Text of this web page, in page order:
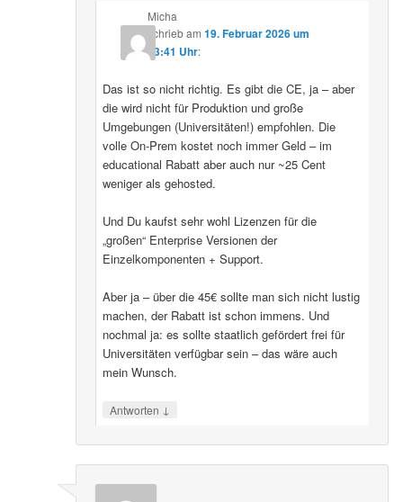
Micha
schriebam 19. Februar 2026 um
13:41 Uhr:
Das ist so nicht richtig. Es gibt die CE, ja – aber
die wird nicht für Produktion und große
Umgebungen (Universitäten!) empfohlen. Die
volle On-Prem kostet noch immer Geld – im
educational Rabatt aber auch nur ~25 Cent
weniger als gehosted.
Und Du kaufst sehr wohl Lizenzen für die
„großen“ Enterprise Versionen der
Einzelkomponenten + Support.
Aber ja – über die 45€ sollte man sich nicht lustig
machen, der Rabatt ist schon immens. Und
nochmal ja: es sollte staatlich gefördert frei für
Universitäten verfügbar sein – das wäre auch
mein Wunsch.
Antworten ↓